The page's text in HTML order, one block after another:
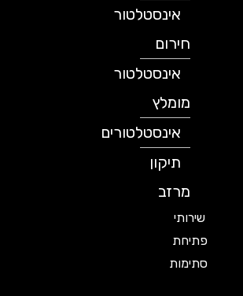
אינסטלטור
חירום
אינסטלטור
מומלץ
אינסטלטורים
תיקון
מרזב
שירותי
פתיחת
סתימות